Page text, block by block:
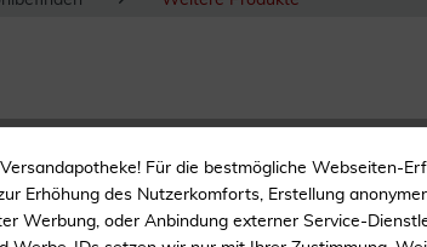
Für wohltuende Wärme
Für die bestmögliche Webseiten-
Erhöhung des Nutzerkomforts, Erstellung
Werbung, oder Anbindung externer Service-